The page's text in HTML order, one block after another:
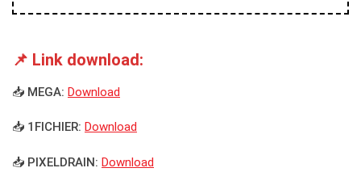
📌 Link download:
📥 MEGA: Download
📥 1FICHIER: Download
📥 PIXELDRAIN: Download